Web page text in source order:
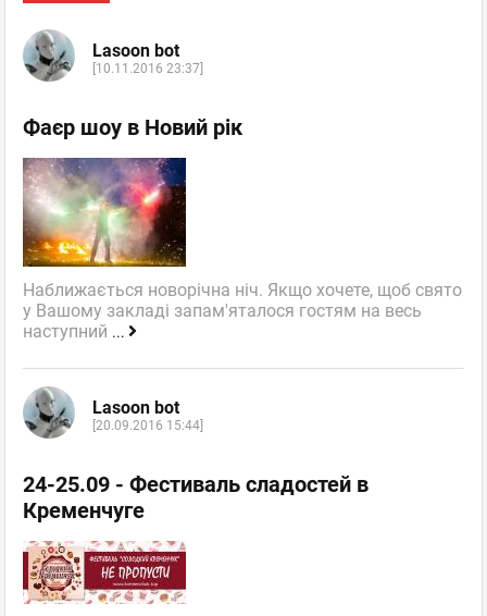
Lasoon bot
[10.11.2016 23:37]
Фаєр шоу в Новий рік
Наближається новорічна ніч. Якщо хочете, щоб свято
у Вашому закладі запам'яталося гостям на весь
наступний ...
Lasoon bot
[20.09.2016 15:44]
24-25.09 - Фестиваль сладостей в
Кременчуге